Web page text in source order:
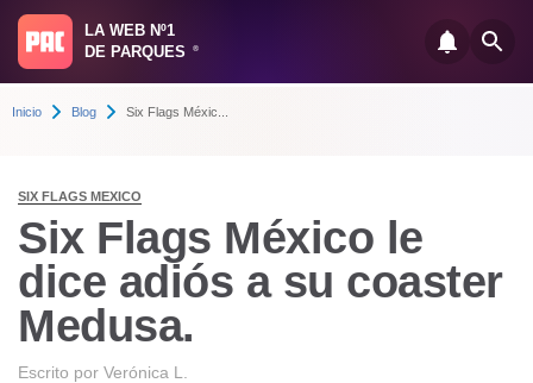
LA WEB Nº1
DE PARQUES
®
Inicio Blog Six Flags Méxic...
SIX FLAGS MEXICO
Six Flags México le
dice adiós a su coaster
Medusa.
Escrito por Verónica L.